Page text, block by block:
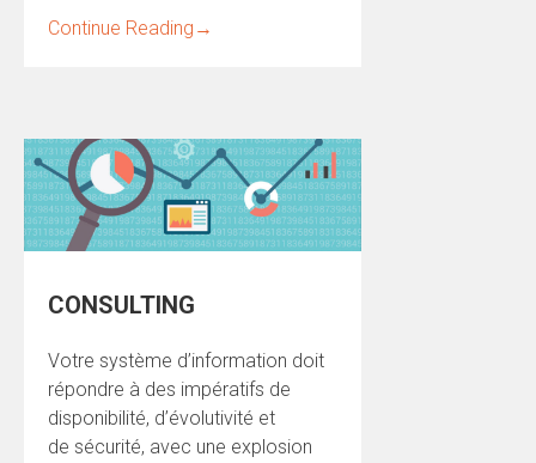
Continue Reading →
CONSULTING
Votre système d’information doit
répondre à des impératifs de
disponibilité, d’évolutivité et
de sécurité, avec une explosion